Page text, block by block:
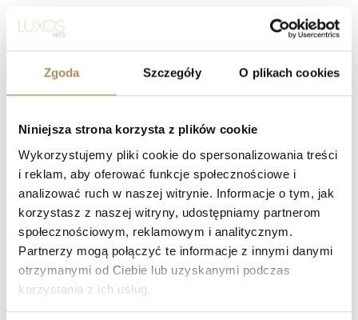
Zgoda Szczegóły O plikach cookies
Niniejsza strona korzysta z plików cookie
Wykorzystujemy pliki cookie do spersonalizowania treści
i reklam, aby oferować funkcje społecznościowe i
analizować ruch w naszej witrynie. Informacje o tym, jak
korzystasz z naszej witryny, udostępniamy partnerom
społecznościowym, reklamowym i analitycznym.
Partnerzy mogą połączyć te informacje z innymi danymi
otrzymanymi od Ciebie lub uzyskanymi podczas
korzystania z ich usług.
Cartier Santos Octagon 2966
Cartier Santos 30 mm automatic
Cartier Santos Octagon vintage
LUXOS Arts — Najczęściej zadawane pytania
(Q&A)
Czym zajmuje się LUXOS Arts?
Czy mogę złożyć indywidualne zamówienie lub poprosić o
wyszukanie konkretnego przedmiotu?
Czy obiekty oferowane przez LUXOS Arts są autentyczne i
wartościowe?